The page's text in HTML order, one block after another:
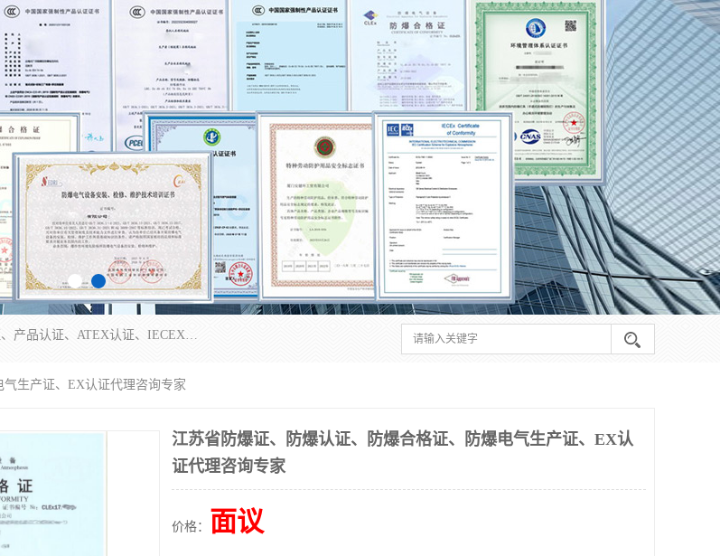
本公司专业从事全国：防爆认证、煤安认证、劳安认证、体系认证、产品认证、ATEX认证、IECEX认证、消防产品认证、生产认可证、验厂指导、认证技术支持、企业管理策划等一站式咨询服务。 用我们的智慧、经验、真诚与勤恳，分享成长的喜悦！ 全国24小时咨询热线：* 认证咨询：张老师（全国*）
生产证、EX认证代理咨询专家
江苏省防爆证、防爆认证、防爆合格证、防爆电气生产证、EX认
证代理咨询专家
价格： 面议